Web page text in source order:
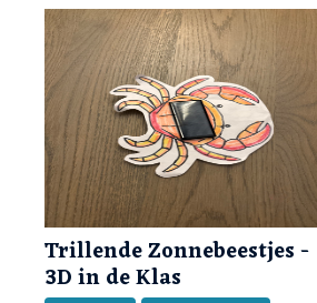
Trillende Zonnebeestjes -
3D in de Klas